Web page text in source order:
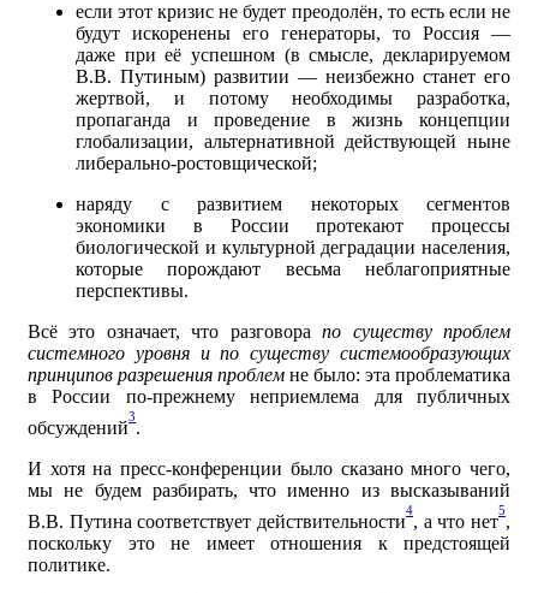
если этот кризис не будет преодолён, то есть если не
будут искоренены его генераторы, то Россия —
даже при её успешном (в смысле, декларируемом
В.В. Путиным) развитии — неизбежно станет его
жертвой, и потому необходимы разработка,
пропаганда и проведение в жизнь концепции
глобализации, альтернативной действующей ныне
либерально-ростовщической;
наряду с развитием некоторых сегментов
экономики в России протекают процессы
биологической и культурной деградации населения,
которые порождают весьма неблагоприятные
перспективы.
Всё это означает, что разговорапо существу проблем
системного уровня и по существу системообразующих
принципов разрешения проблем не было: эта проблематика
в России по-прежнему неприемлема для публичных
обсуждений
3
.
И хотя на пресс-конференции было сказано много чего,
мы не будем разбирать, что именно из высказываний
В.В. Путина соответствует действительности
4
, а что нет
5
,
поскольку это не имеет отношения к предстоящей
политике.